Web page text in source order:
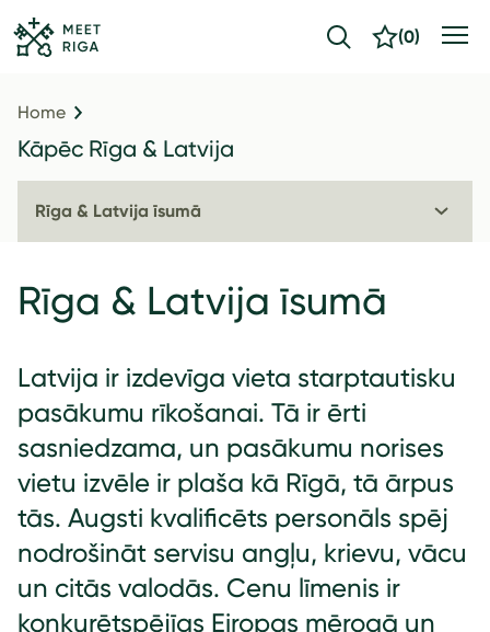
(0)
Home
Kāpēc Rīga & Latvija
Rīga & Latvija īsumā
Rīga & Latvija īsumā
Latvija ir izdevīga vieta starptautisku
pasākumu rīkošanai. Tā ir ērti
sasniedzama, un pasākumu norises
vietu izvēle ir plaša kā Rīgā, tā ārpus
tās. Augsti kvalificēts personāls spēj
nodrošināt servisu angļu, krievu, vācu
un citās valodās. Cenu līmenis ir
konkurētspējīgs Eiropas mērogā un